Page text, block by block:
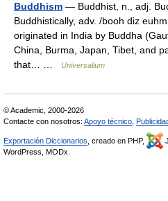
Buddhism — Buddhist, n., adj.
Buddhistically, adv. /booh diz
originated in India by Buddha
China, Burma, Japan, Tibet, and
that… …
Universalium
© Academic, 2000-2026
Contacte con nosotros: Apoyo técnico
Exportación Diccionarios , creado en PHP,
WordPress, MODx.